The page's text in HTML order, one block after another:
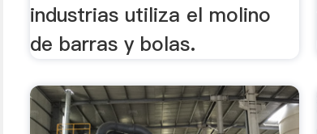
industrias utiliza el molino
de barras y bolas.